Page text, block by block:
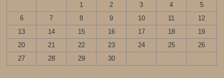
1
2 3 4
5
6
7 8 9 10 11
12
13
14 15 16 17 18
19
20
21 22 23 24 25
26
27
28 29 30